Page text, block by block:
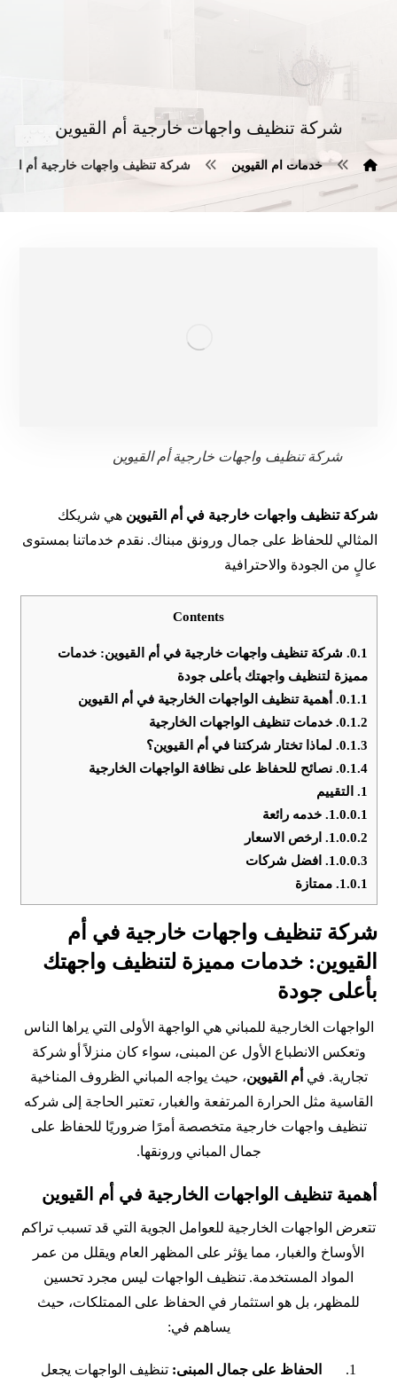
شركة تنظيف واجهات خارجية أم القيوين
خدمات ام القيوين شركة تنظيف واجهات خارجية أم
شركة تنظيف واجهات خارجية أم القيوين
شركة تنظيف واجهات خارجية في أم القيوين هي شريكك
المثالي للحفاظ على جمال ورونق مبناك. نقدم خدماتنا بمستوى
عالٍ من الجودة والاحترافية
Contents
0.1. شركة تنظيف واجهات خارجية في أم القيوين: خدمات
مميزة لتنظيف واجهتك بأعلى جودة
0.1.1. أهمية تنظيف الواجهات الخارجية في أم القيوين
0.1.2. خدمات تنظيف الواجهات الخارجية
0.1.3. لماذا تختار شركتنا في أم القيوين؟
0.1.4. نصائح للحفاظ على نظافة الواجهات الخارجية
1.
التقييم
1.0.0.1. خدمه رائعة
1.0.0.2.
ارخص الاسعار
1.0.0.3.
افضل شركات
1.0.1. ممتازة
شركة تنظيف واجهات خارجية في أم
القيوين: خدمات مميزة لتنظيف واجهتك
بأعلى جودة
الواجهات الخارجية للمباني هي الواجهة الأولى التي يراها الناس
وتعكس الانطباع الأول عن المبنى، سواء كان منزلاً أو شركة
تجارية. في أم القيوين، حيث يواجه المباني الظروف المناخية
القاسية مثل الحرارة المرتفعة والغبار، تعتبر الحاجة إلى شركه
تنظيف واجهات خارجية متخصصة أمرًا ضروريًا للحفاظ على
جمال المباني ورونقها.
أهمية تنظيف الواجهات الخارجية في أم القيوين
تتعرض الواجهات الخارجية للعوامل الجوية التي قد تسبب تراكم
الأوساخ والغبار، مما يؤثر على المظهر العام ويقلل من عمر
المواد المستخدمة. تنظيف الواجهات ليس مجرد تحسين
للمظهر، بل هو استثمار في الحفاظ على الممتلكات، حيث
يساهم في:
الحفاظ على جمال المبنى: تنظيف الواجهات يجعل